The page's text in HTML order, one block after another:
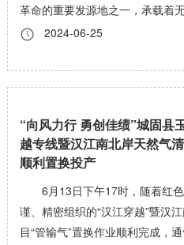
革命的重要发源地之一，承载着
2024-06-25
“向风力行 勇创佳绩”城固县
越专线暨汉江南北岸天然气
顺利置换投产
6月13日下午17时，随着红
谨、精密组织的“汉江穿越”暨汉
目“管输气”置换作业顺利完成，通